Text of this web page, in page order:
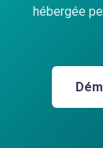
hébergée